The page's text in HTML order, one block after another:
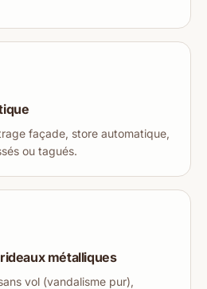
façade, store automatique,
ou tagués.
métalliques
vol (vandalisme pur),